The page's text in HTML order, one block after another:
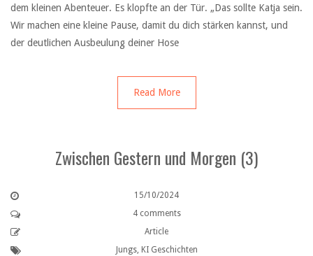
dem kleinen Abenteuer. Es klopfte an der Tür. „Das sollte Katja sein.
Wir machen eine kleine Pause, damit du dich stärken kannst, und
der deutlichen Ausbeulung deiner Hose
Read More
Zwischen Gestern und Morgen (3)
15/10/2024
4 comments
Article
Jungs, KI Geschichten